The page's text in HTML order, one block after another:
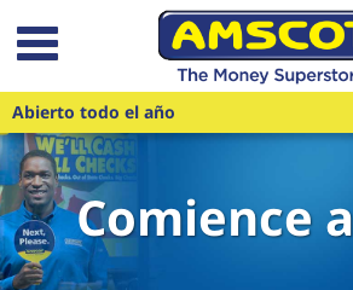
Saltar al contenido principal
Abierto todo el año
Comience